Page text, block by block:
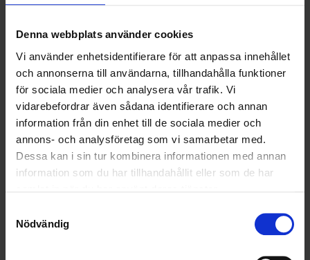
Denna webbplats använder cookies
Vi använder enhetsidentifierare för att anpassa innehållet
och annonserna till användarna, tillhandahålla funktioner
för sociala medier och analysera vår trafik. Vi
vidarebefordrar även sådana identifierare och annan
information från din enhet till de sociala medier och
annons- och analysföretag som vi samarbetar med.
Dessa kan i sin tur kombinera informationen med annan
information som du har tillhandahållit eller som de har
Nödvändig
OHLSSONS REGION SYD
OHLSSONSKOLLEGOR
RENHÅLLNING
SAMARBETEN